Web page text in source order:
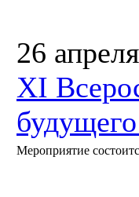
26
XI
Мероприятие